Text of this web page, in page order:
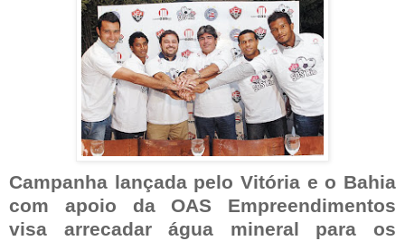
Campanha lançada pelo Vitória e o Bahia
com apoio da OAS Empreendimentos
visa arrecadar água mineral para os